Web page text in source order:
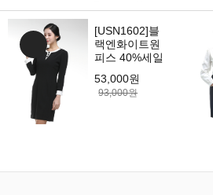
[USN1602]블
랙엔화이트원
피스 40%세일
53,000원
93,000원